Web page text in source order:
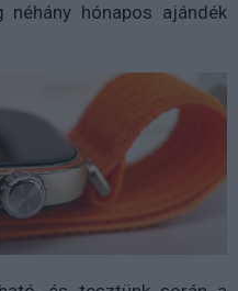
hónapos ajándék